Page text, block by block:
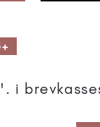
i